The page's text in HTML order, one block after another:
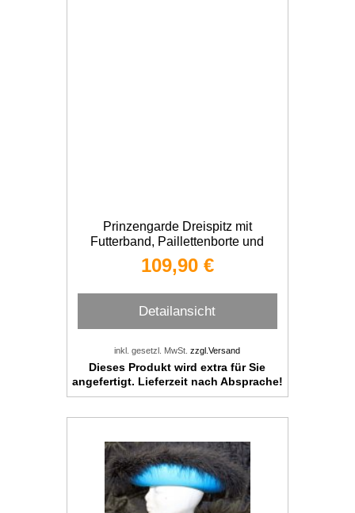
Prinzengarde Dreispitz mit
Futterband, Paillettenborte und
Marabu
109,90 €
Detailansicht
inkl. gesetzl. MwSt.zzgl.Versand
Dieses Produkt wird extra für Sie
angefertigt. Lieferzeit nach Absprache!